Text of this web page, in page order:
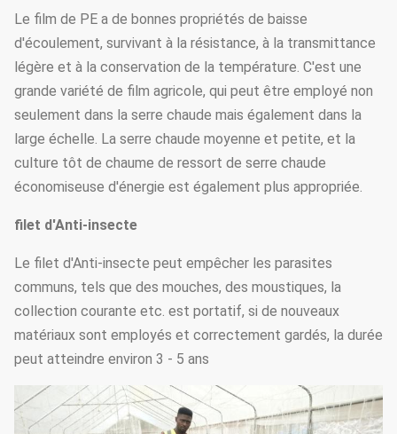
Le film de PE a de bonnes propriétés de baisse
d'écoulement, survivant à la résistance, à la transmittance
légère et à la conservation de la température. C'est une
grande variété de film agricole, qui peut être employé non
seulement dans la serre chaude mais également dans la
large échelle. La serre chaude moyenne et petite, et la
culture tôt de chaume de ressort de serre chaude
économiseuse d'énergie est également plus appropriée.
filet d'Anti-insecte
Le filet d'Anti-insecte peut empêcher les parasites
communs, tels que des mouches, des moustiques, la
collection courante etc. est portatif, si de nouveaux
matériaux sont employés et correctement gardés, la durée
peut atteindre environ 3 - 5 ans